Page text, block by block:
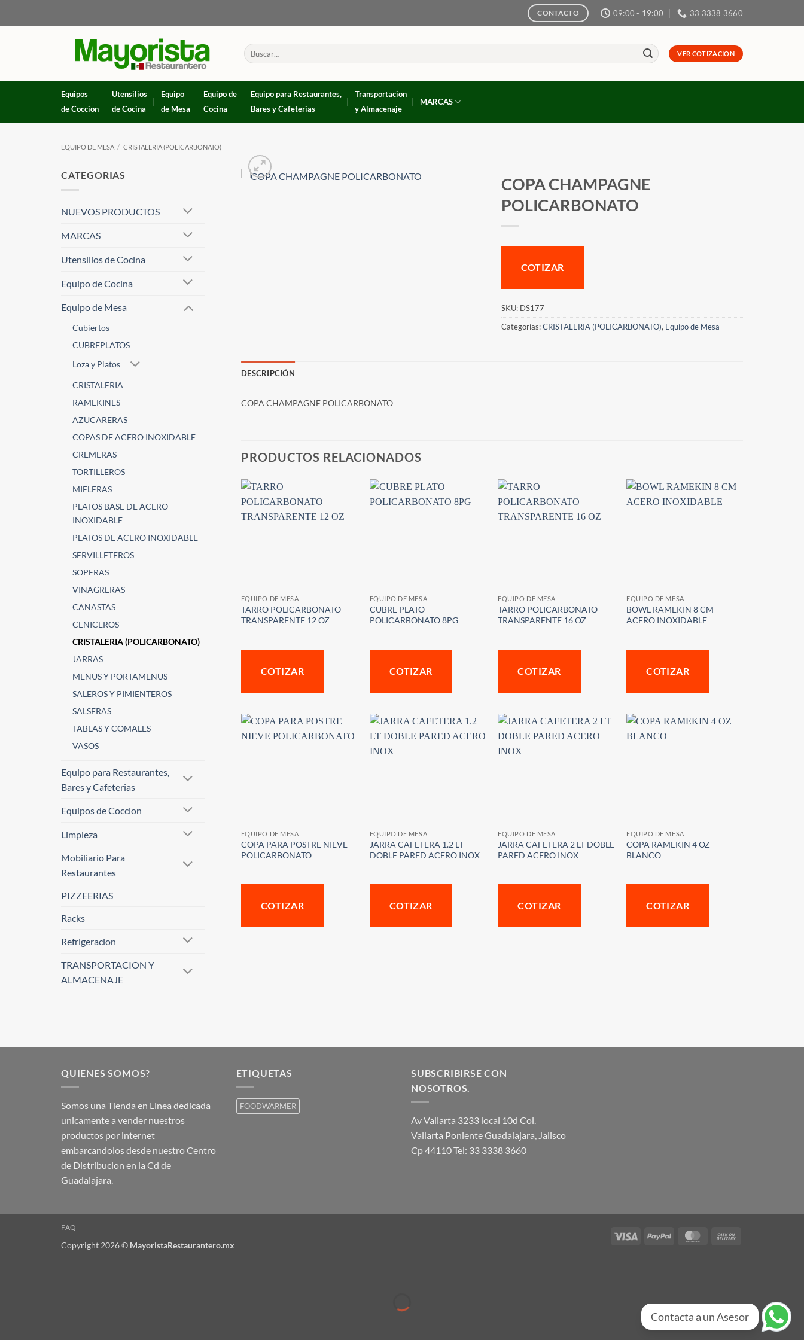
CONTACTO 09:00 - 19:00 33 3338 3660
Buscar
por:
VER COTIZACION
Equipos
de Coccion
Utensilios
de Cocina
Equipo
de Mesa
Equipo de
Cocina
Equipo para Restaurantes,
Bares y Cafeterias
Transportacion
y Almacenaje
MARCAS
EQUIPO DE MESA / CRISTALERIA (POLICARBONATO)
CATEGORIAS
NUEVOS PRODUCTOS
MARCAS
Utensilios de Cocina
Equipo de Cocina
Equipo de Mesa
Cubiertos
CUBREPLATOS
Loza y Platos
CRISTALERIA
RAMEKINES
AZUCARERAS
COPAS DE ACERO INOXIDABLE
CREMERAS
TORTILLEROS
MIELERAS
PLATOS BASE DE ACERO
INOXIDABLE
PLATOS DE ACERO INOXIDABLE
SERVILLETEROS
SOPERAS
VINAGRERAS
CANASTAS
CENICEROS
CRISTALERIA (POLICARBONATO)
JARRAS
MENUS Y PORTAMENUS
SALEROS Y PIMIENTEROS
SALSERAS
TABLAS Y COMALES
VASOS
Equipo para Restaurantes,
Bares y Cafeterias
Equipos de Coccion
Limpieza
Mobiliario Para
Restaurantes
PIZZEERIAS
Racks
Refrigeracion
TRANSPORTACION Y
ALMACENAJE
COPA CHAMPAGNE
POLICARBONATO
COTIZAR
SKU: DS177
Categorías:CRISTALERIA (POLICARBONATO), Equipo de Mesa
DESCRIPCIÓN
COPA CHAMPAGNE POLICARBONATO
PRODUCTOS RELACIONADOS
EQUIPO DE MESA
TARRO POLICARBONATO
TRANSPARENTE 12 OZ
COTIZAR
EQUIPO DE MESA
CUBRE PLATO
POLICARBONATO 8PG
COTIZAR
EQUIPO DE MESA
TARRO POLICARBONATO
TRANSPARENTE 16 OZ
COTIZAR
EQUIPO DE MESA
BOWL RAMEKIN 8 CM
ACERO INOXIDABLE
COTIZAR
EQUIPO DE MESA
COPA PARA POSTRE NIEVE
POLICARBONATO
COTIZAR
EQUIPO DE MESA
JARRA CAFETERA 1.2 LT
DOBLE PARED ACERO INOX
COTIZAR
EQUIPO DE MESA
JARRA CAFETERA 2 LT DOBLE
PARED ACERO INOX
COTIZAR
EQUIPO DE MESA
COPA RAMEKIN 4 OZ
BLANCO
COTIZAR
QUIENES SOMOS?
Somos una Tienda en Linea dedicada
unicamente a vender nuestros
productos por internet
embarcandolos desde nuestro Centro
de Distribucion en la Cd de
Guadalajara.
ETIQUETAS
FOODWARMER
SUBSCRIBIRSE CON
NOSOTROS.
Av Vallarta 3233 local 10d Col.
Vallarta Poniente Guadalajara, Jalisco
Cp 44110 Tel: 33 3338 3660
Visa PayPal MasterCard
FAQ
Copyright 2026 © MayoristaRestaurantero.mx
Contacta a un Asesor